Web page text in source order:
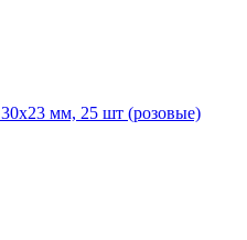
мм, 25 шт (розовые)